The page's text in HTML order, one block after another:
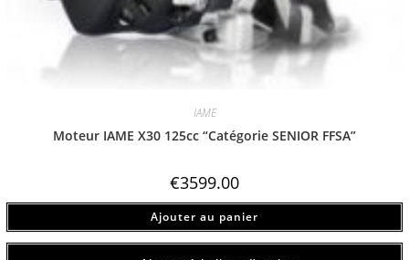
IAME
Moteur IAME X30 125cc “Catégorie SENIOR FFSA”
€3599.00
Ajouter au panier